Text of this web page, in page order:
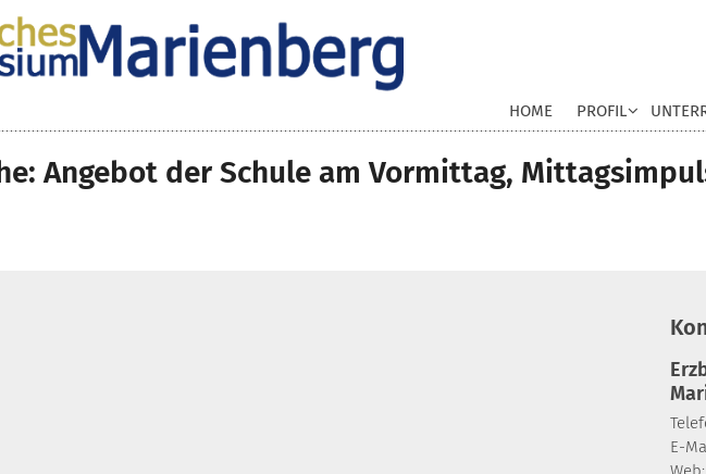
HOME PROFIL
Angebot der Schule am Vormittag,
E-